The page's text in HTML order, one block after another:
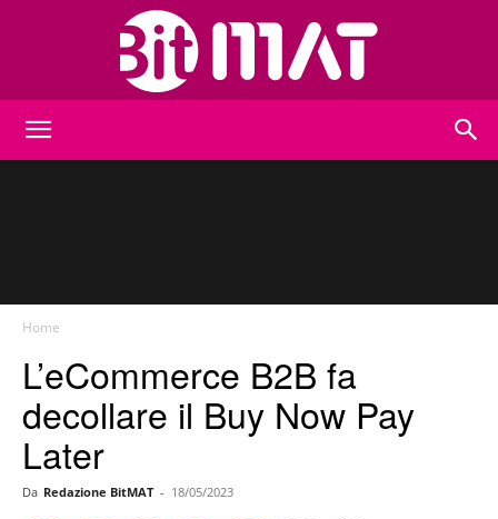
Home
L’eCommerce B2B fa
decollare il Buy Now Pay
Later
Da Redazione BitMAT - 18/05/2023